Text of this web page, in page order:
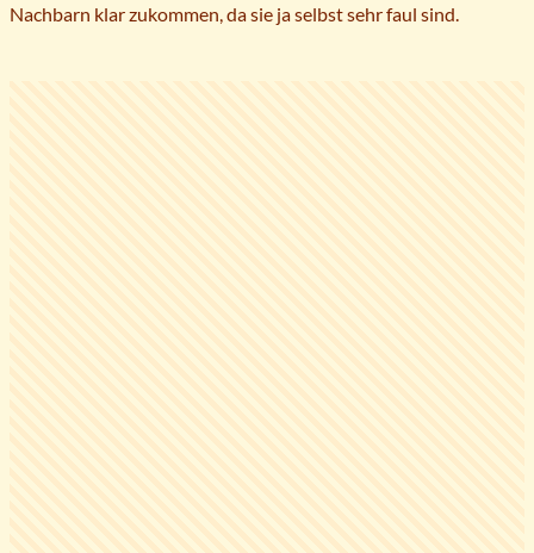
Nachbarn klar zukommen, da sie ja selbst sehr faul sind.